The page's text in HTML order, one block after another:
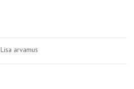
Lisa arvamus